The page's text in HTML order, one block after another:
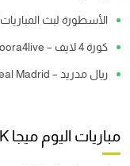
الأسطورة لبث المباريات livehd7
كورة 4 لايف – koora4live
ريال مدريد – Real Madrid
مباريات اليوم ميجا 4K